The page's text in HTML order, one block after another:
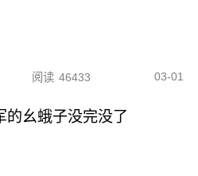
阅读 46433 03-01
的幺蛾子没完没了